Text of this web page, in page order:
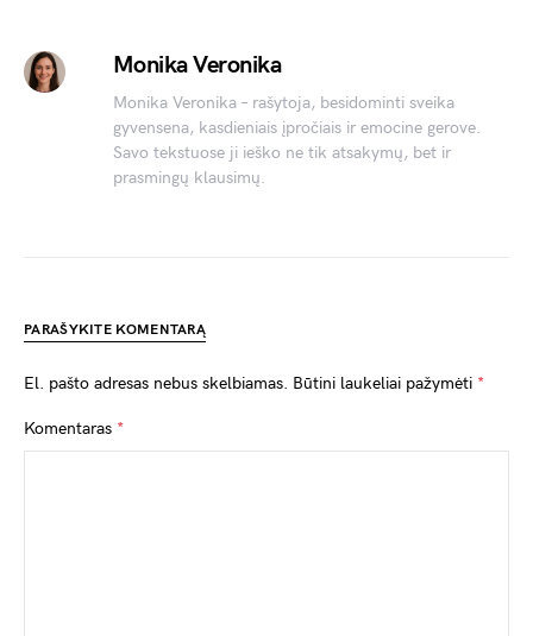
Monika Veronika
Monika Veronika – rašytoja, besidominti sveika
gyvensena, kasdieniais įpročiais ir emocine gerove.
Savo tekstuose ji ieško ne tik atsakymų, bet ir
prasmingų klausimų.
PARAŠYKITE KOMENTARĄ
El. pašto adresas nebus skelbiamas. Būtini laukeliai pažymėti *
Komentaras *